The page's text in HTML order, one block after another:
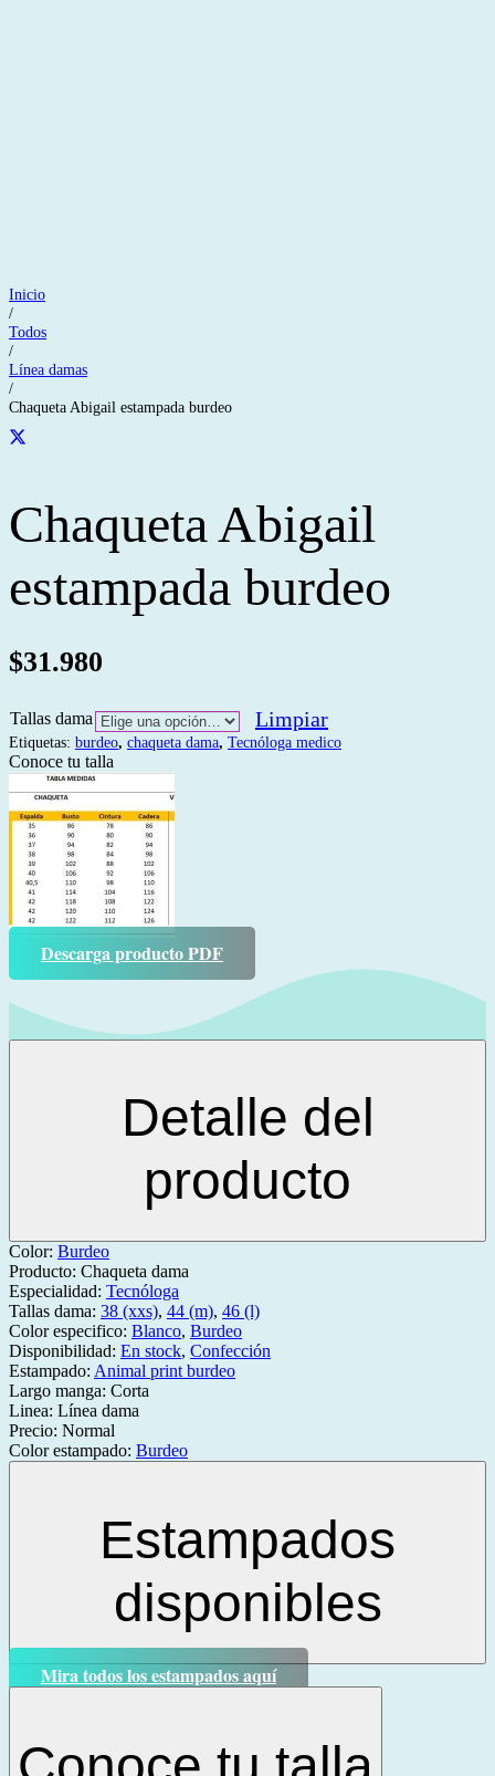
Inicio
/
Todos
/
Línea damas
/
Chaqueta Abigail estampada burdeo
Chaqueta Abigail
estampada burdeo
$31.980
Tallas dama Limpiar
Etiquetas: burdeo, chaqueta dama, Tecnóloga medico
Conoce tu talla
Descarga producto PDF
Detalle del
producto
Color: Burdeo
Producto: Chaqueta dama
Especialidad: Tecnóloga
Tallas dama: 38 (xxs), 44 (m), 46 (l)
Color especifico: Blanco, Burdeo
Disponibilidad: En stock, Confección
Estampado: Animal print burdeo
Largo manga: Corta
Linea: Línea dama
Precio: Normal
Color estampado: Burdeo
Estampados
disponibles
Mira todos los estampados aquí